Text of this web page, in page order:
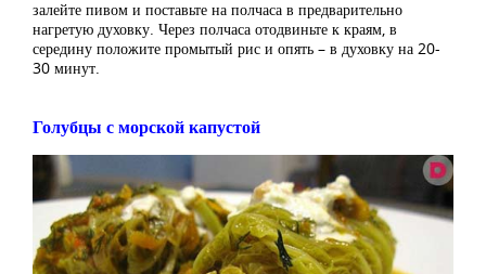
залейте пивом и поставьте на полчаса в предварительно
нагретую духовку. Через полчаса отодвиньте к краям, в
середину положите промытый рис и опять – в духовку на 20-
30 минут.
Голубцы с морской капустой